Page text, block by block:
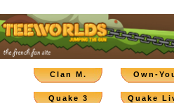
Clan M. Own-
Quake 3 Quake